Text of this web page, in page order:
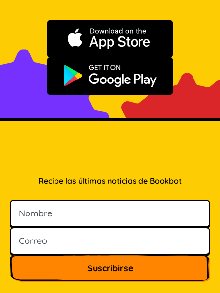
Descargar en App Store
Disponible en Google Play
Recibe las últimas noticias de Bookbot
Nombre
Correo